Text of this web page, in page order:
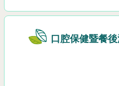
口腔保健暨餐
桃園市